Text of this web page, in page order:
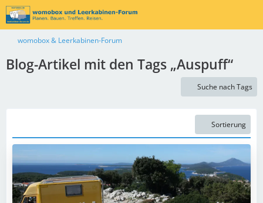
womobox & Leerkabinen-Forum
Blog-Artikel mit den Tags „Auspuff“
Suche nach Tags
Sortierung